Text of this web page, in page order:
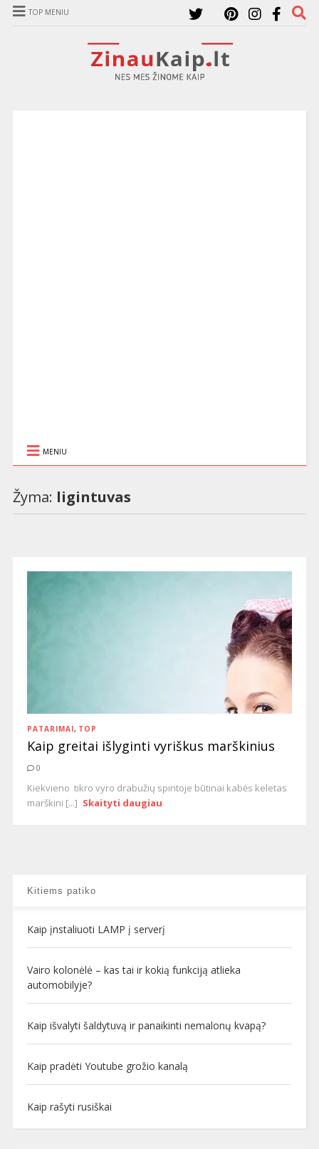
TOP MENIU
MENIU
Žyma: ligintuvas
PATARIMAI, TOP
Kaip greitai išlyginti vyriškus marškinius
0
Kiekvieno tikro vyro drabužių spintoje būtinai kabės keletas
marškini [...] Skaityti daugiau
Kitiems patiko
Kaip įnstaliuoti LAMP į serverį
Vairo kolonėlė – kas tai ir kokią funkciją atlieka
automobilyje?
Kaip išvalyti šaldytuvą ir panaikinti nemalonų kvapą?
Kaip pradėti Youtube grožio kanalą
Kaip rašyti rusiškai